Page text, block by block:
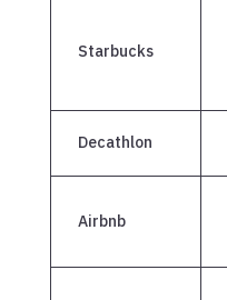
Starbucks
Decathlon
Airbnb